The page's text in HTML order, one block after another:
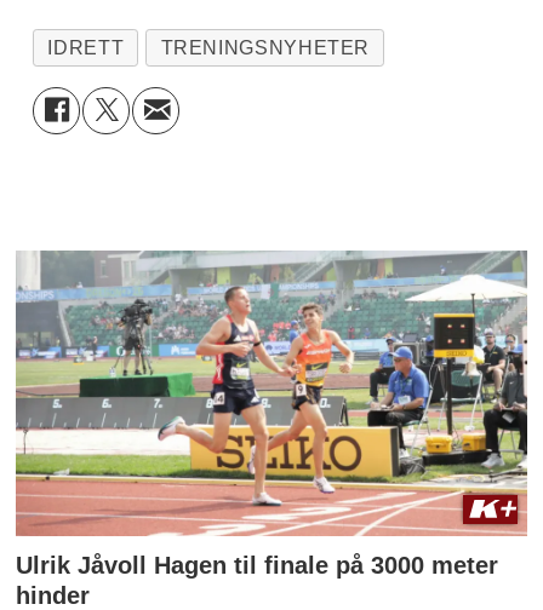
IDRETT TRENINGSNYHETER
Ulrik Jåvoll Hagen til finale på 3000 meter
hinder